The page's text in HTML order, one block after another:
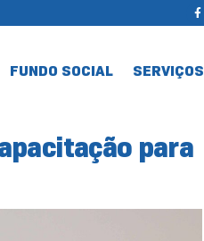
FUNDO SOCIAL SERVIÇOS
para